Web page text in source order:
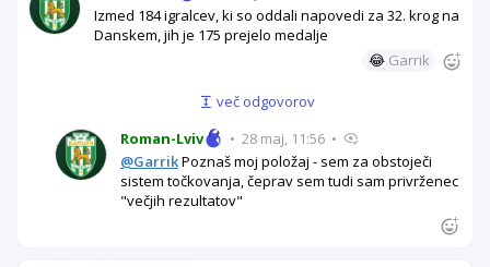
Izmed 184 igralcev, ki so oddali napovedi za 32. krog na
Danskem, jih je 175 prejelo medalje
😂 Garrik
več odgovorov
Roman-Lviv
• 28 maj, 11:56 •
@GarrikPoznaš moj položaj - sem za obstoječi
sistem točkovanja, čeprav sem tudi sam privrženec
"večjih rezultatov"